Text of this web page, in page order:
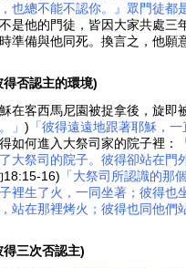
也總不能不認你。』眾門徒都
是他的門徒，皆因大家共處三
準備與他同死。換言之，他願
得否認主的環境)
在客西馬尼園被捉拿後，旋
」) 「彼得遠遠地跟著耶穌，
如何進入大祭司家的院子裡：
大祭司的院子。彼得卻站在門
18:15-16) 「大祭司所認識的那
裡生了火，一同坐著；彼得也
站在那裡烤火；彼得也同他們
得三次否認主)